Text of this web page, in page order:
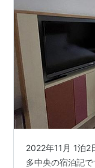
2022年11月 1泊2
多中央の宿泊記で